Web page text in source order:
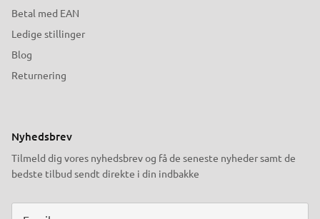
Betal med EAN
Ledige stillinger
Blog
Returnering
Nyhedsbrev
Tilmeld dig vores nyhedsbrev og få de seneste nyheder samt de
bedste tilbud sendt direkte i din indbakke